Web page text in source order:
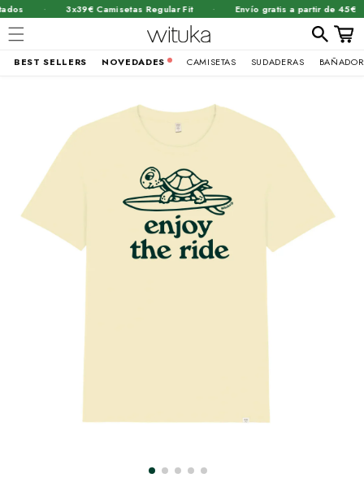
3x39€ Camisetas Regular Fit Envío gratis a partir de 45€
BEST SELLERS NOVEDADES CAMISETAS SUDADERAS